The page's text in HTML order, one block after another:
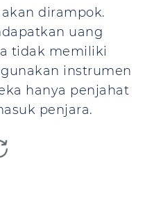
dirampok.
uang
tidak memiliki
instrumen
hanya penjahat
penjara.